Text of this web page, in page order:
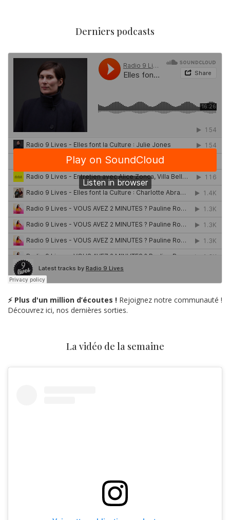
Derniers podcasts
⚡ Plus d'un million d’écoutes ! Rejoignez notre communauté !
Découvrez ici, nos dernières sorties.
La vidéo de la semaine